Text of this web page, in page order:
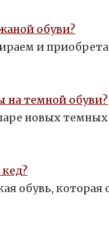
обуви?
и
на темной обуви?
паре новых
обувь,